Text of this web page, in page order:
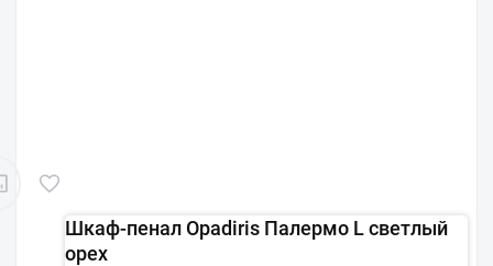
Шкаф-пенал Opadiris Палермо L светлый
орех